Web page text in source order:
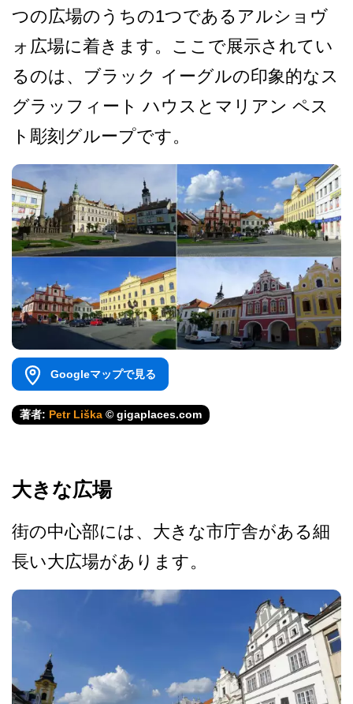
つ­の広場のうちの1つであるアルショヴ
ォ広場に着きま­す。ここで展示されてい
るのは、ブラック イーグルの印象的なス
グラッフィート ハウスとマリアン ペス
ト彫刻グループです。
Googleマップで見る
著者: Petr Liška © gigaplaces.com
大きな広場
街の中心部には、大きな市庁­舎がある細
長い大広場があります。